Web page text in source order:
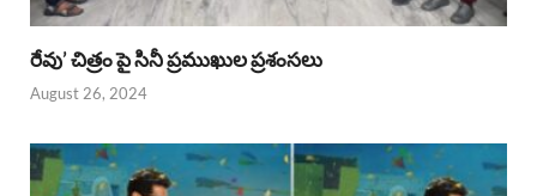
రేవు’ చిత్రం పై సినీ ప్రముఖుల ప్రశంసలు
August 26, 2024